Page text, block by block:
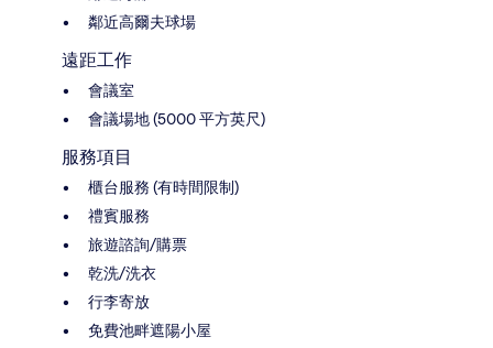
鄰近高爾夫球場
遠距工作
會議室
會議場地 (5000 平方英尺)
服務項目
櫃台服務 (有時間限制)
禮賓服務
旅遊諮詢/購票
乾洗/洗衣
行李寄放
免費池畔遮陽小屋